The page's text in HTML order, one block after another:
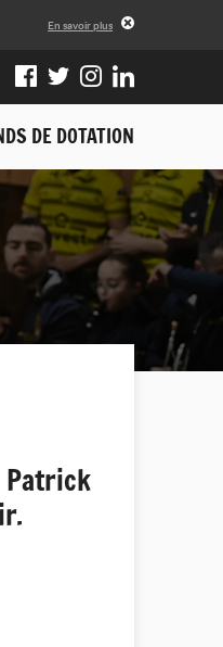
En savoir plus
DE DOTATION